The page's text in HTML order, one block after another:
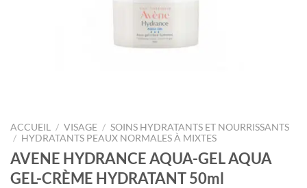
ACCUEIL / VISAGE / SOINS HYDRATANTS ET NOURRISSANTS
/ HYDRATANTS PEAUX NORMALES À MIXTES
AVENE HYDRANCE AQUA-GEL AQUA
GEL-CRÈME HYDRATANT 50ml